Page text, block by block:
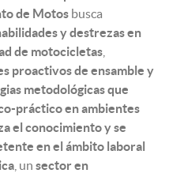
de Motos busca
y destrezas en
de motocicletas
proactivos de ensamble y
metodológicas que
práctico en ambientes
el conocimiento y se
en el ámbito laboral
, un sector en